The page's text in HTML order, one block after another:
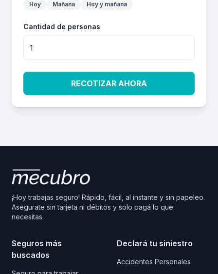
Hoy Mañana Hoy y mañana
Cantidad de personas
RECOTIZAR AHORA
¡Hoy trabajas seguro! Rápido, fácil, al instante y sin papeleo.
Asegurate sin tarjeta ni débitos y solo pagá lo que
necesitas.
Seguros más
buscados
Declará tu siniestro
Accidentes Personales